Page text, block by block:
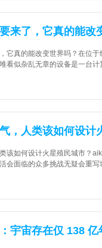
来了，它真的能改
它真的能改变世界吗？在位
看似杂乱无章的设备是一台
，人类该如何设计
该如何设计火星殖民城市？
会面临的众多挑战无疑会重
宇宙存在仅 138